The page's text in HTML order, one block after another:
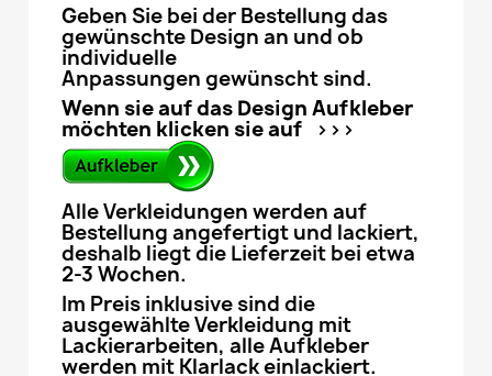
Geben Sie bei der Bestellung das
gewünschte Design an und ob
individuelle
Anpassungen gewünscht sind.
Wenn sie auf das Design Aufkleber
möchten klicken sie auf >>>
Alle Verkleidungen werden auf
Bestellung angefertigt und lackiert,
deshalb liegt die Lieferzeit bei etwa
2-3 Wochen.
Im Preis inklusive sind die
ausgewählte Verkleidung mit
Lackierarbeiten, alle Aufkleber
werden mit Klarlack einlackiert.